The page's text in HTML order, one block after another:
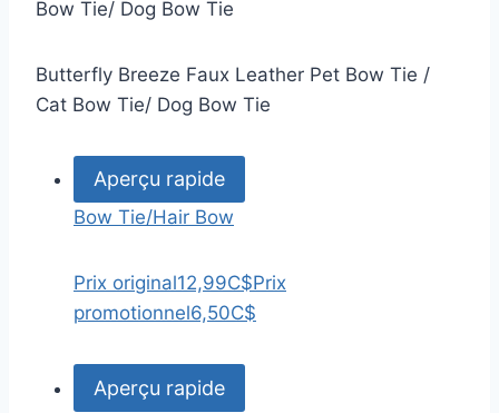
Bow Tie/ Dog Bow Tie
Butterfly Breeze Faux Leather Pet Bow Tie /
Cat Bow Tie/ Dog Bow Tie
Aperçu rapide
Bow Tie/Hair Bow
Prix original12,99C$Prix
promotionnel6,50C$
Aperçu rapide